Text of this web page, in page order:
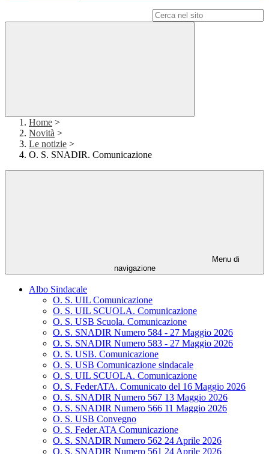
Home >
Novità >
Le notizie >
O. S. SNADIR. Comunicazione
Menu di
navigazione
Albo Sindacale
O. S. UIL Comunicazione
O. S. UIL SCUOLA. Comunicazione
O. S. USB Scuola. Comunicazione
O. S. SNADIR Numero 584 - 27 Maggio 2026
O. S. SNADIR Numero 583 - 27 Maggio 2026
O. S. USB. Comunicazione
O. S. USB Comunicazione sindacale
O. S. UIL SCUOLA. Comunicazione
O. S. FederATA. Comunicato del 16 Maggio 2026
O. S. SNADIR Numero 567 13 Maggio 2026
O. S. SNADIR Numero 566 11 Maggio 2026
O. S. USB Convegno
O. S. Feder.ATA Comunicazione
O. S. SNADIR Numero 562 24 Aprile 2026
O. S. SNADIR Numero 561 24 Aprile 2026